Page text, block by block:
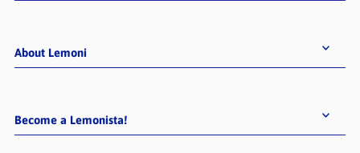
About Lemoni
Become a Lemonista!